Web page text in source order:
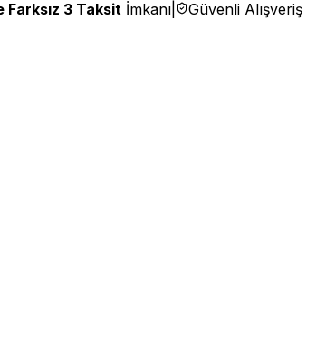
Farksız 3 Taksit İmkanı Güvenli Alışveriş